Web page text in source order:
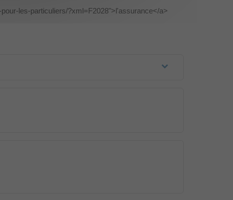
les-particuliers/?xml=F2028">l'assurance</a>